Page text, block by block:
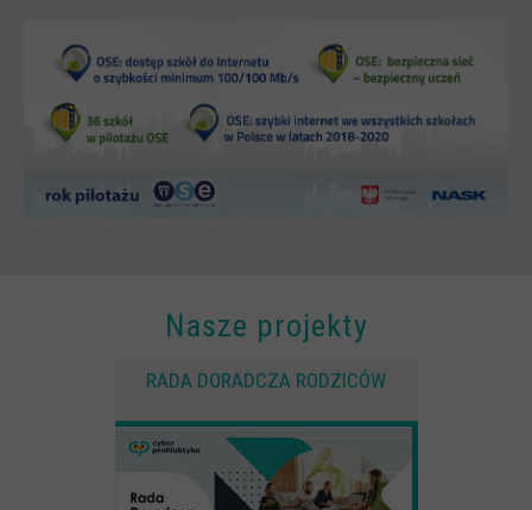
Nasze projekty
RADA DORADCZA RODZICÓW
Multimedia
Kreskówki
Spoty
Badania i raporty
LARP o dezinformacji "Koryntia"
Gra karciana o deinformacji "Dezinfo"